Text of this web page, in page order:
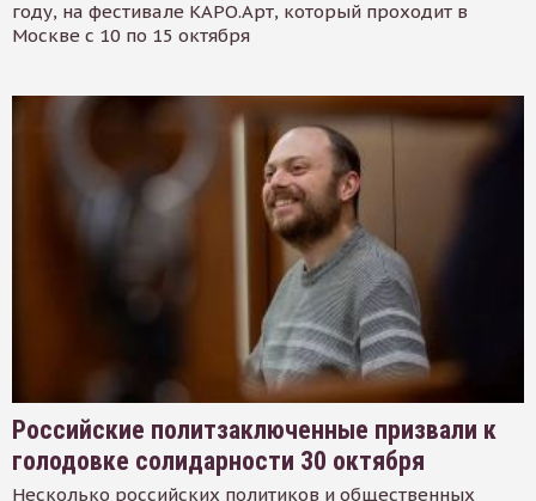
году, на фестивале КАРО.Арт, который проходит в
Москве с 10 по 15 октября
Российские политзаключенные призвали к
голодовке солидарности 30 октября
Несколько российских политиков и общественных